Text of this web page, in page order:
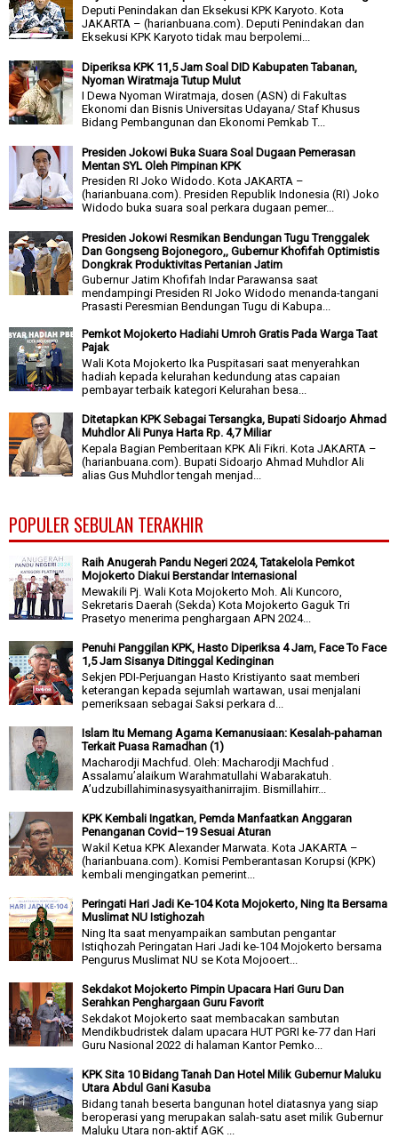
Deputi Penindakan dan Eksekusi KPK Karyoto. Kota
JAKARTA – (harianbuana.com). Deputi Penindakan dan
Eksekusi KPK Karyoto tidak mau berpolemi...
Diperiksa KPK 11,5 Jam Soal DID Kabupaten Tabanan,
Nyoman Wiratmaja Tutup Mulut
I Dewa Nyoman Wiratmaja, dosen (ASN) di Fakultas
Ekonomi dan Bisnis Universitas Udayana/ Staf Khusus
Bidang Pembangunan dan Ekonomi Pemkab T...
Presiden Jokowi Buka Suara Soal Dugaan Pemerasan
Mentan SYL Oleh Pimpinan KPK
Presiden RI Joko Widodo. Kota JAKARTA –
(harianbuana.com). Presiden Republik Indonesia (RI) Joko
Widodo buka suara soal perkara dugaan pemer...
Presiden Jokowi Resmikan Bendungan Tugu Trenggalek
Dan Gongseng Bojonegoro,, Gubernur Khofifah Optimistis
Dongkrak Produktivitas Pertanian Jatim
Gubernur Jatim Khofifah Indar Parawansa saat
mendampingi Presiden RI Joko Widodo menanda-tangani
Prasasti Peresmian Bendungan Tugu di Kabupa...
Pemkot Mojokerto Hadiahi Umroh Gratis Pada Warga Taat
Pajak
Wali Kota Mojokerto Ika Puspitasari saat menyerahkan
hadiah kepada kelurahan kedundung atas capaian
pembayar terbaik kategori Kelurahan besa...
Ditetapkan KPK Sebagai Tersangka, Bupati Sidoarjo Ahmad
Muhdlor Ali Punya Harta Rp. 4,7 Miliar
Kepala Bagian Pemberitaan KPK Ali Fikri. Kota JAKARTA –
(harianbuana.com). Bupati Sidoarjo Ahmad Muhdlor Ali
alias Gus Muhdlor tengah menjad...
POPULER SEBULAN TERAKHIR
Raih Anugerah Pandu Negeri 2024, Tatakelola Pemkot
Mojokerto Diakui Berstandar Internasional
Mewakili Pj. Wali Kota Mojokerto Moh. Ali Kuncoro,
Sekretaris Daerah (Sekda) Kota Mojokerto Gaguk Tri
Prasetyo menerima penghargaan APN 2024...
Penuhi Panggilan KPK, Hasto Diperiksa 4 Jam, Face To Face
1,5 Jam Sisanya Ditinggal Kedinginan
Sekjen PDI-Perjuangan Hasto Kristiyanto saat memberi
keterangan kepada sejumlah wartawan, usai menjalani
pemeriksaan sebagai Saksi perkara d...
Islam Itu Memang Agama Kemanusiaan: Kesalah-pahaman
Terkait Puasa Ramadhan (1)
Macharodji Machfud. Oleh: Macharodji Machfud .
Assalamu’alaikum Warahmatullahi Wabarakatuh.
A’udzubillahiminasysyaithanirrajim. Bismillahirr...
KPK Kembali Ingatkan, Pemda Manfaatkan Anggaran
Penanganan Covid–19 Sesuai Aturan
Wakil Ketua KPK Alexander Marwata. Kota JAKARTA –
(harianbuana.com). Komisi Pemberantasan Korupsi (KPK)
kembali mengingatkan pemerint...
Peringati Hari Jadi Ke-104 Kota Mojokerto, Ning Ita Bersama
Muslimat NU Istighozah
Ning Ita saat menyampaikan sambutan pengantar
Istiqhozah Peringatan Hari Jadi ke-104 Mojokerto bersama
Pengurus Muslimat NU se Kota Mojooert...
Sekdakot Mojokerto Pimpin Upacara Hari Guru Dan
Serahkan Penghargaan Guru Favorit
Sekdakot Mojokerto saat membacakan sambutan
Mendikbudristek dalam upacara HUT PGRI ke-77 dan Hari
Guru Nasional 2022 di halaman Kantor Pemko...
KPK Sita 10 Bidang Tanah Dan Hotel Milik Gubernur Maluku
Utara Abdul Gani Kasuba
Bidang tanah beserta bangunan hotel diatasnya yang siap
beroperasi yang merupakan salah-satu aset milik Gubernur
Maluku Utara non-aktif AGK ...